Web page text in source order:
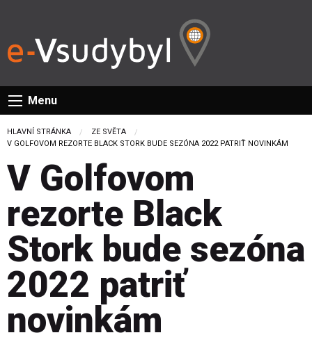
Menu
HLAVNÍ STRÁNKA
ZE SVĚTA
CURRENT:
V GOLFOVOM REZORTE BLACK STORK BUDE SEZÓNA 2022 PATRIŤ NOVINKÁM
V Golfovom
rezorte Black
Stork bude sezóna
2022 patriť
novinkám